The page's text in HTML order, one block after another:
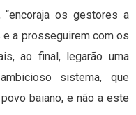
os gestores a
a prosseguirem com os
ao final, legarão uma
sistema, que
baiano, e não a este